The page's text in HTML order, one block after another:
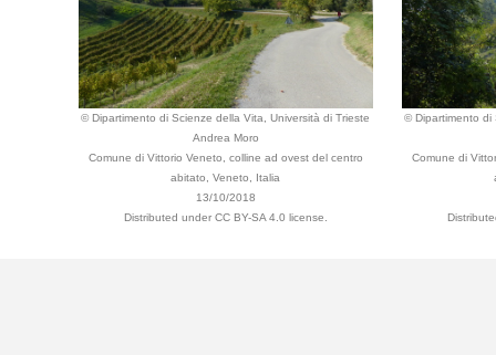
© Dipartimento di Scienze della Vita, Università di Trieste
Andrea Moro
Comune di Vittorio Veneto, colline ad ovest del centro
abitato, Veneto, Italia
13/10/2018
Distributed under CC BY-SA 4.0 license.
© Dipartimento di
Comune di